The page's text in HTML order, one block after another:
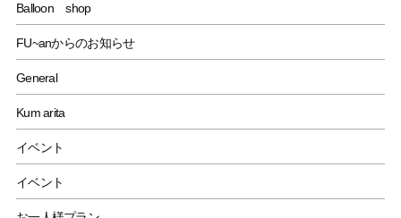
Balloon shop
FU~anからのお知らせ
General
Kum arita
イベント
イベント